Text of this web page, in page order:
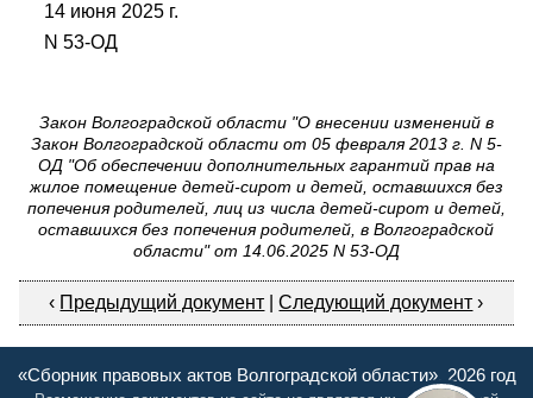
14 июня 2025 г.
N 53-ОД
Закон Волгоградской области "О внесении изменений в
Закон Волгоградской области от 05 февраля 2013 г. N 5-
ОД "Об обеспечении дополнительных гарантий прав на
жилое помещение детей-сирот и детей, оставшихся без
попечения родителей, лиц из числа детей-сирот и детей,
оставшихся без попечения родителей, в Волгоградской
области" от 14.06.2025 N 53-ОД
‹ Предыдущий документ |Следующий документ ›
«Сборник правовых актов Волгоградской области», 2026 год